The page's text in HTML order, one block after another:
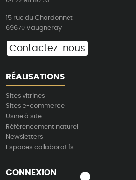
15 rue du Chardonnet
69670 Vaugneray
Contactez-nous
RÉALISATIONS
Sites vitrines
Sites e-commerce
Usine à site
Référencement naturel
Newsletters
Espaces collaboratifs
CONNEXION